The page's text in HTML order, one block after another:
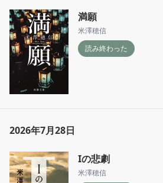
満願
米澤穂信
読み終わった
2026年7月28日
Iの悲劇
米澤穂信